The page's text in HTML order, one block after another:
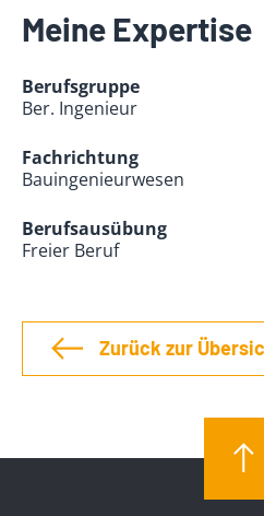
Meine Expertise
Berufsgruppe
Ber. Ingenieur
Fachrichtung
Bauingenieurwesen
Berufsausübung
Freier Beruf
Zurück zur